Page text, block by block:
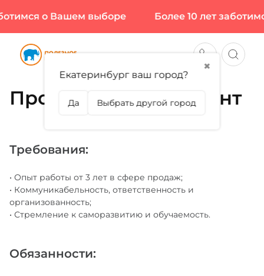
о Вашем выборе Более 10 лет
Продавец-консультант
Требования:
• Опыт работы от 3 лет в сфере продаж;
• Коммуникабельность, ответственность и
организованность;
• Стремление к саморазвитию и обучаемость.
Обязанности:
✖
Екатеринбург ваш город?
Да Выбрать другой город